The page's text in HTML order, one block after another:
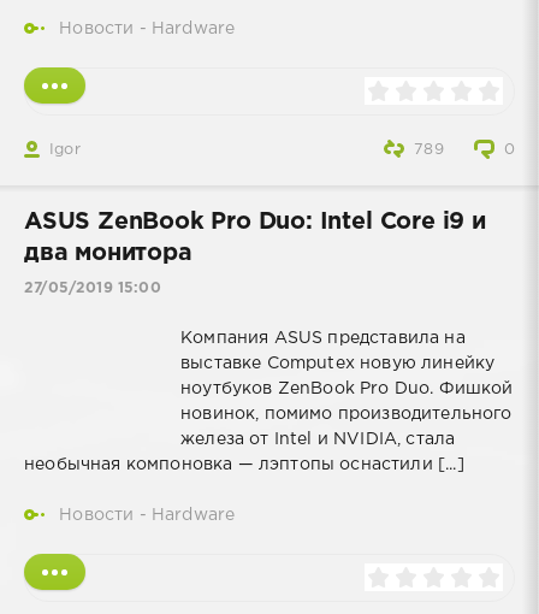
Новости - Hardware
Igor 0
789
ASUS ZenBook Pro Duo: Intel Core i9 и
два монитора
27/05/2019 15:00
Компания ASUS представила на
выставке Computex новую линейку
ноутбуков ZenBook Pro Duo. Фишкой
новинок, помимо производительного
железа от Intel и NVIDIA, стала
необычная компоновка — лэптопы оснастили [...]
Новости - Hardware